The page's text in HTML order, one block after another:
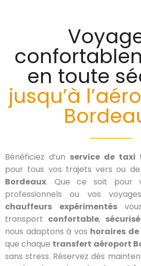
en toute
jusqu’à
Bénéficiez d’un service de taxi
pour tous vos trajets vers ou
Bordeaux. Que ce soit pour
professionnels ou vos
chauffeurs expérimentés
transport confortable, sécurisé
nous adaptons à vos horaires de
que chaque transfert aéroport
sans stress. Réservez dès